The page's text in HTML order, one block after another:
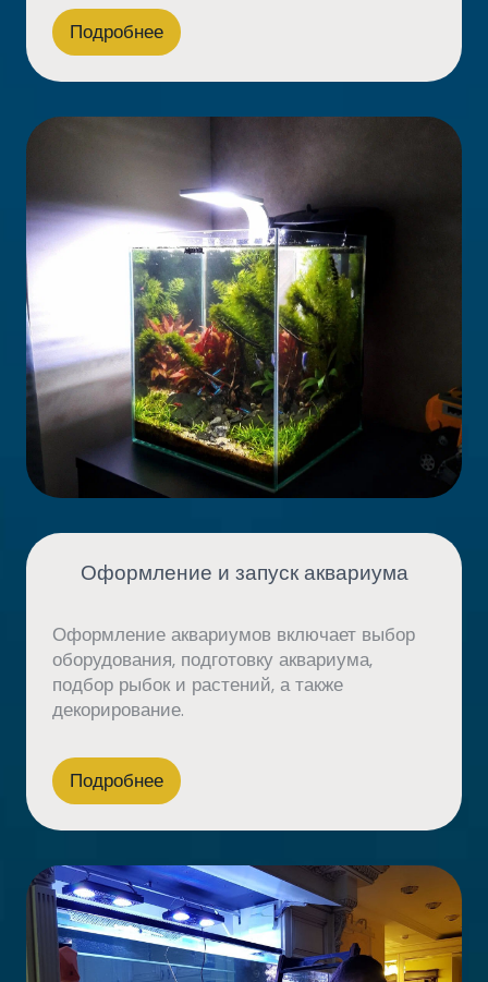
Подробнее
Оформление и запуск аквариума
Оформление аквариумов включает выбор
оборудования, подготовку аквариума,
подбор рыбок и растений, а также
декорирование.
Подробнее